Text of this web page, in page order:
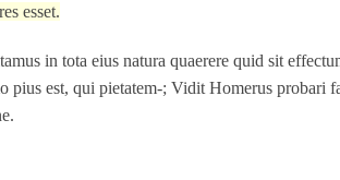
esset.
in tota eius natura quaerere quid sit
pius est, qui pietatem-; Vidit Homerus probari